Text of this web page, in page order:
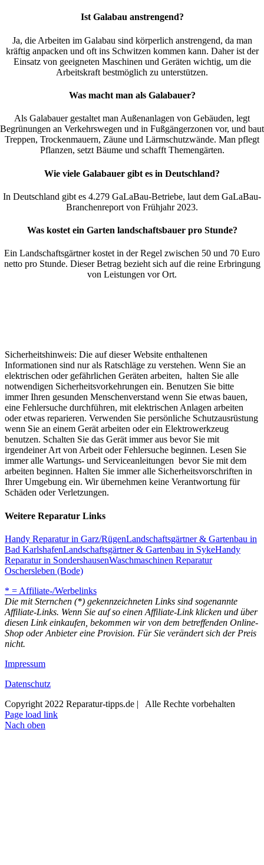
Ist Galabau anstrengend?
Ja, die Arbeiten im Galabau sind körperlich anstrengend, da man
kräftig anpacken und oft ins Schwitzen kommen kann. Daher ist der
Einsatz von geeigneten Maschinen und Geräten wichtig, um die
Arbeitskraft bestmöglich zu unterstützen.
Was macht man als Galabauer?
Als Galabauer gestaltet man Außenanlagen von Gebäuden, legt
Begrünungen an Verkehrswegen und in Fußgängerzonen vor, und baut
Treppen, Trockenmauern, Zäune und Lärmschutzwände. Man pflegt
Pflanzen, setzt Bäume und schafft Themengärten.
Wie viele Galabauer gibt es in Deutschland?
In Deutschland gibt es 4.279 GaLaBau-Betriebe, laut dem GaLaBau-
Branchenreport von Frühjahr 2023.
Was kostet ein Garten landschaftsbauer pro Stunde?
Ein Landschaftsgärtner kostet in der Regel zwischen 50 und 70 Euro
netto pro Stunde. Dieser Betrag bezieht sich auf die reine Erbringung
von Leistungen vor Ort.
Sicherheitshinweis: Die auf dieser Website enthaltenen
Informationen sind nur als Ratschläge zu verstehen. Wenn Sie an
elektrischen oder gefährlichen Geräten arbeiten, halten Sie alle
notwendigen Sicherheitsvorkehrungen ein. Benutzen Sie bitte
immer Ihren gesunden Menschenverstand wenn Sie etwas bauen,
eine Fehlersuche durchführen, mit elektrischen Anlagen arbeiten
oder etwas reparieren. Verwenden Sie persönliche Schutzausrüstung
wenn Sie an einem Gerät arbeiten oder ein Elektrowerkzeug
benutzen. Schalten Sie das Gerät immer aus bevor Sie mit
irgendeiner Art von Arbeit oder Fehlersuche beginnen. Lesen Sie
immer alle Wartungs- und Serviceanleitungen bevor Sie mit dem
arbeiten beginnen. Halten Sie immer alle Sicherheitsvorschriften in
Ihrer Umgebung ein. Wir übernehmen keine Verantwortung für
Schäden oder Verletzungen.
Weitere Reparatur Links
Handy Reparatur in Garz/RügenLandschaftsgärtner & Gartenbau in
Bad KarlshafenLandschaftsgärtner & Gartenbau in SykeHandy
Reparatur in SondershausenWaschmaschinen Reparatur
Oschersleben (Bode)
* = Affiliate-/Werbelinks
Die mit Sternchen (*) gekennzeichneten Links sind sogenannte
Affiliate-Links. Wenn Sie auf so einen Affiliate-Link klicken und über
diesen Link einkaufen, bekommen wir von dem betreffenden Online-
Shop oder Anbieter eine Provision. Für Sie verändert sich der Preis
nicht.
Impressum
Datenschutz
Copyright 2022 Reparatur-tipps.de | Alle Rechte vorbehalten
Page load link
Nach oben